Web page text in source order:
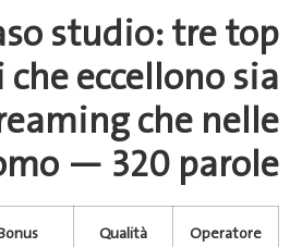
Caso
operatori che
nello
promo
Bonus
Punto forte